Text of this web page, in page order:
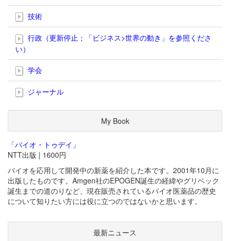
技術
行政（更新停止；「ビジネス>世界の動き」を参照くださ
い）
学会
ジャーナル
My Book
「バイオ・トゥデイ」
NTT出版 | 1600円
バイオを応用して開発中の新薬を紹介した本です。2001年10月に
出版したものです。Amgen社のEPOGEN誕生の経緯やグリベック
誕生までの道のりなど、現在販売されているバイオ医薬品の歴史
について知りたい方には役に立つのではないかと思います。
最新ニュース